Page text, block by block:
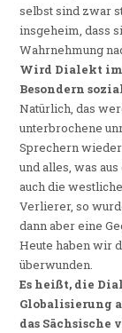
selbst sind zwar
insgeheim, dass
Wahrnehmung
Wird Dialekt im
Besondern
Natürlich, das
unterbrochene
Sprechern
und alles, was
auch die
Verlierer, so
dann aber eine
Heute haben wir
überwunden.
Es heißt, die
Globalisierung
das Sächsische